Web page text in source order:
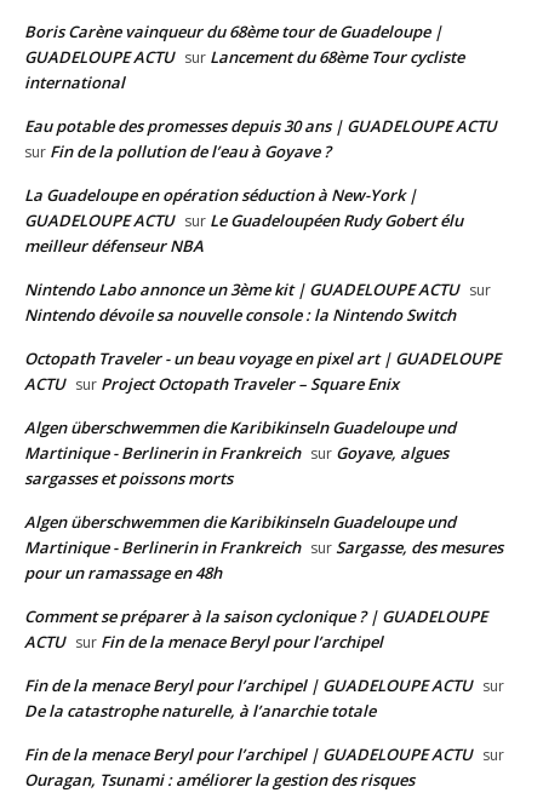
Boris Carène vainqueur du 68ème tour de Guadeloupe |
GUADELOUPE ACTU sur Lancement du 68ème Tour cycliste
international
Eau potable des promesses depuis 30 ans | GUADELOUPE ACTU
sur Fin de la pollution de l’eau à Goyave ?
La Guadeloupe en opération séduction à New-York |
GUADELOUPE ACTU sur Le Guadeloupéen Rudy Gobert élu
meilleur défenseur NBA
Nintendo Labo annonce un 3ème kit | GUADELOUPE ACTU sur
Nintendo dévoile sa nouvelle console : la Nintendo Switch
Octopath Traveler - un beau voyage en pixel art | GUADELOUPE
ACTU sur Project Octopath Traveler – Square Enix
Algen überschwemmen die Karibikinseln Guadeloupe und
Martinique - Berlinerin in Frankreich sur Goyave, algues
sargasses et poissons morts
Algen überschwemmen die Karibikinseln Guadeloupe und
Martinique - Berlinerin in Frankreich sur Sargasse, des mesures
pour un ramassage en 48h
Comment se préparer à la saison cyclonique ? | GUADELOUPE
ACTU sur Fin de la menace Beryl pour l’archipel
Fin de la menace Beryl pour l’archipel | GUADELOUPE ACTU sur
De la catastrophe naturelle, à l’anarchie totale
Fin de la menace Beryl pour l’archipel | GUADELOUPE ACTU sur
Ouragan, Tsunami : améliorer la gestion des risques